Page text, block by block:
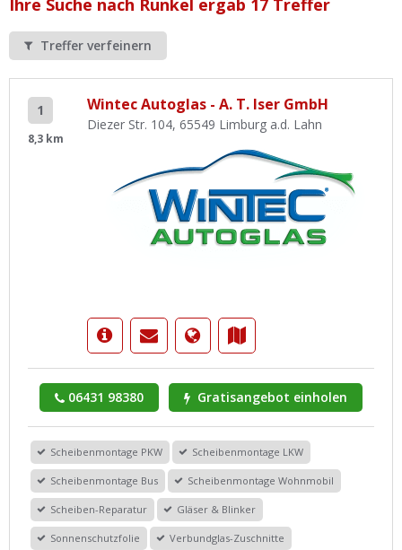
Werkstatt Login
Ihre Suche nach Runkel ergab 17 Treffer
Treffer verfeinern
1
8,3 km
Wintec Autoglas - A. T. Iser GmbH
Diezer Str. 104, 65549 Limburg a.d. Lahn
06431 98380 Gratisangebot einholen
Scheibenmontage PKW Scheibenmontage LKW
Scheibenmontage Bus Scheibenmontage Wohnmobil
Scheiben-Reparatur Gläser & Blinker
Sonnenschutzfolie Verbundglas-Zuschnitte